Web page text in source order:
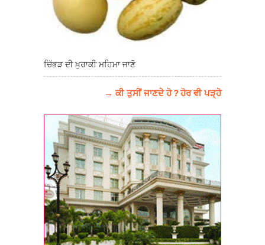
ਚਿੱਭੜ ਦੀ ਖ਼ੁਰਾਕੀ ਮਹਿਮਾ ਜਾਣੋ
→ ਕੀ ਤੁਸੀਂ ਜਾਣਦੇ ਹੋ ? ਹੋਰ ਵੀ ਪੜ੍ਹੋ